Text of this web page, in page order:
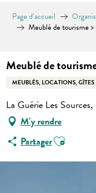
Page d’accueil
Meublé de tourisme
Meublé de
MEUBLÉS, LOCATIONS, GÎTES
La Guérie Les
M'y rendre
PartagerAjouter aux